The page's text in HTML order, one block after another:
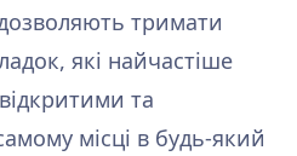
тримати
які найчастіше
та
місці в будь-який